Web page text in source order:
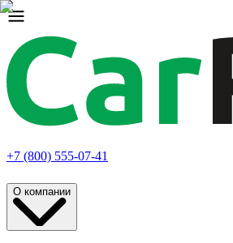
+7 (800) 555-07-41
О компании